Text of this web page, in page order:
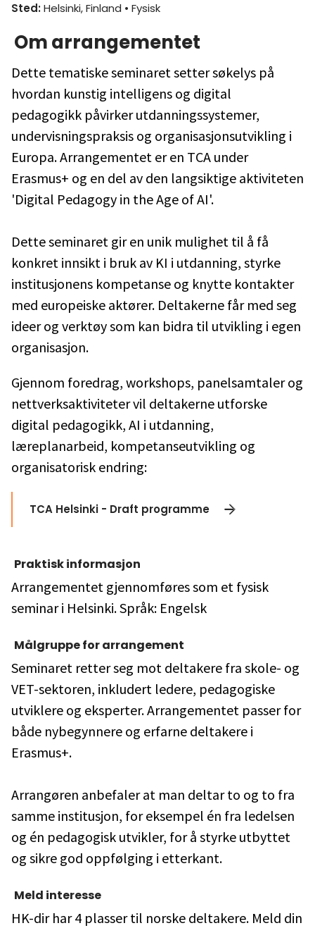
Sted: Helsinki, Finland • Fysisk
Om arrangementet
Dette tematiske seminaret setter søkelys på
hvordan kunstig intelligens og digital
pedagogikk påvirker utdanningssystemer,
undervisningspraksis og organisasjonsutvikling i
Europa. Arrangementet er en TCA under
Erasmus+ og en del av den langsiktige aktiviteten
'Digital Pedagogy in the Age of AI'.
Dette seminaret gir en unik mulighet til å få
konkret innsikt i bruk av KI i utdanning, styrke
institusjonens kompetanse og knytte kontakter
med europeiske aktører. Deltakerne får med seg
ideer og verktøy som kan bidra til utvikling i egen
organisasjon.
Gjennom foredrag, workshops, panelsamtaler og
nettverksaktiviteter vil deltakerne utforske
digital pedagogikk, AI i utdanning,
læreplanarbeid, kompetanseutvikling og
organisatorisk endring:
TCA Helsinki - Draft programme
Praktisk informasjon
Arrangementet gjennomføres som et fysisk
seminar i Helsinki. Språk: Engelsk
Målgruppe for arrangement
Seminaret retter seg mot deltakere fra skole- og
VET-sektoren, inkludert ledere, pedagogiske
utviklere og eksperter. Arrangementet passer for
både nybegynnere og erfarne deltakere i
Erasmus+.
Arrangøren anbefaler at man deltar to og to fra
samme institusjon, for eksempel én fra ledelsen
og én pedagogisk utvikler, for å styrke utbyttet
og sikre god oppfølging i etterkant.
Meld interesse
HK-dir har 4 plasser til norske deltakere. Meld din